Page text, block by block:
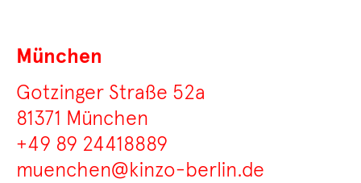
München
Gotzinger Straße 52a
81371 München
+49 89 24418889
muenchen@kinzo-berlin.de